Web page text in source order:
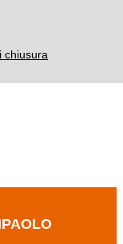
chiusura